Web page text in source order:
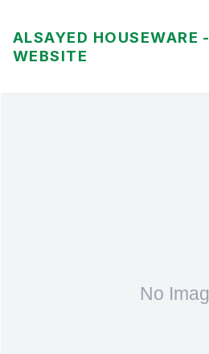
ALSAYED HOUSEWARE -
WEBSITE